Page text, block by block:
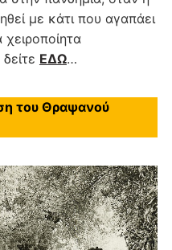
με κάτι που αγαπάει
χειροποίητα
ΕΔΩ…
του Θραψανού